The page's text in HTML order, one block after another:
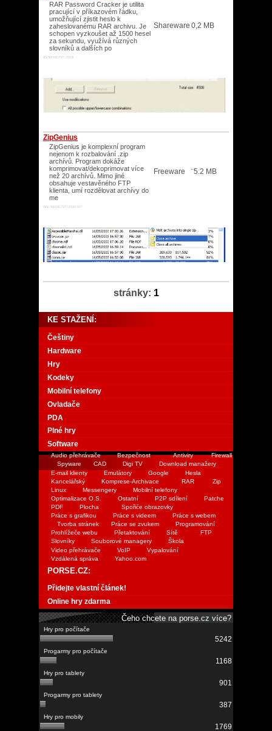
RAR Password Cracker je utilita
pracující v příkazovém řádku,
umožňující zjistit heslo k
zaheslovanému RAR archivu. Je
schopen vyzkoušet až 1500 hesel
za sekundu, využívá různých
slovníků a dalších po
95/98/ME/NT/2003/
Shareware 0,2 MB
ZipGenius
ZipGenius je komplexní program
nejenom k rozbalování .zip
archívů. Program dokáže
komprimovat/dekoprimovat více
než 20 archívů. Mimo jiné
obsahuje vestavěného FTP
klienta, umí rozdělovat archívy do
me
Win 98/ME/NT/2000/XP/
Freeware ¨5.2 MB
stránky: 1
KE STAŽENÍ:
Češtiny
Hardware
Hry
Kodeky
Mobilní telefony
Ovladače
PDA
Plné hry
Software
Audio přehrávače Bezpečnost Antiviry
Firewall
Spyware
CAD Digi TV
Download manažery
E-mail klienty
Emulátory Google
Hesla
Kancelářský
Komprese-Archivace RAR
Zip
Linux
Messengery
Mobilní telefony
Optimalizace O.S.
Ostatní P2P sdílení
Patche
PDF
Plocha
Spořiče obrazovky
Práce s grafikou
Práce s videem
Práce s webem
Tvorba stránek
Práce se zvukem
Programování
Prohlížeče webu
Přetaktování Sítě
FTP
Slovníky
Souborové managery
Škola
Video přehrávače
VoIP
Vypalování
Vzdálená správa
Yahoo.com
PORSE.CZ:
Přidejte vlastní článek!
Online hry zdarma
Čeho chcete na porse.cz více?
5242
1168
901
387
1769